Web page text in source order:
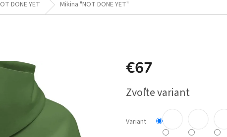
DONE YET Mikina "NOT DONE YET"
€67
cena:
Zvoľte variant
Variant